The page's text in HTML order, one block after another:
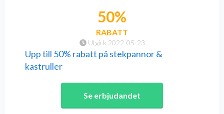
Utgick 2022-05-23
50%
RABATT
Upp till 50% rabatt på stekpannor &
kastruller
Se erbjudandet